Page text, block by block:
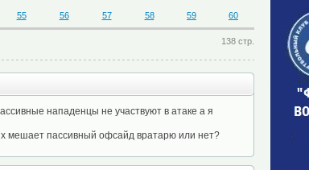
55 56 57 58 59 60
138 стр.
нападенцы не участвуют в атаке а я
мешает пассивный офсайд вратарю или нет?